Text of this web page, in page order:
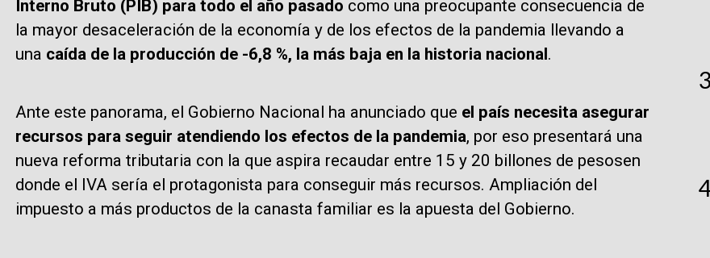
Interno Bruto (PIB) para todo el año pasado como una preocupante consecuencia de
la mayor desaceleración de la economía y de los efectos de la pandemia llevando a
una caída de la producción de -6,8 %, la más baja en la historia nacional.
Ante este panorama, el Gobierno Nacional ha anunciado que el país necesita asegurar
recursos para seguir atendiendo los efectos de la pandemia, por eso presentará una
nueva reforma tributaria con la que aspira recaudar entre 15 y 20 billones de pesosen
donde el IVA sería el protagonista para conseguir más recursos. Ampliación del
impuesto a más productos de la canasta familiar es la apuesta del Gobierno.
3